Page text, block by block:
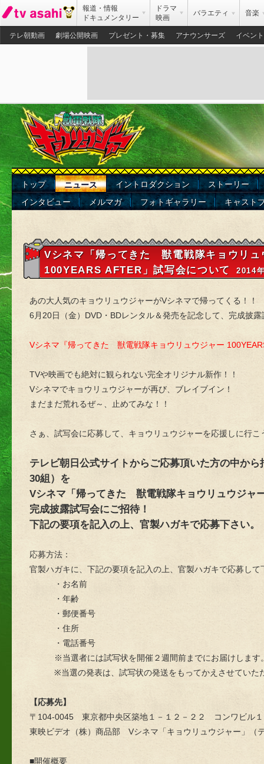
報道・情報
ドキュメンタリー
ドラマ
映画
バラエティ 音楽
テレ朝動画 劇場公開映画 プレゼント・募集 アナウンサーズ イベント
トップ ニュース イントロダクション
ストーリー
インタビュー
メルマガ フォトギャラリー キャスト
Vシネマ「帰ってきた 獣電戦隊キョウリュ
100YEARS AFTER」試写会について
2014
あの大人気のキョウリュウジャーがVシネマで帰ってくる！！
6月20日（金）DVD・BDレンタル＆発売を記念して、完成披
Vシネマ『帰ってきた 獣電戦隊キョウリュウジャー
TVや映画でも絶対に観られない完全オリジナル新作！！
Vシネマでキョウリュウジャーが再び、ブレイブイン！
まだまだ荒れるぜ～、止めてみな！！
さぁ、試写会に応募して、キョウリュウジャーを応援しに行こ
テレビ朝日公式サイトからご応募頂いた方の中か
30組）を
Vシネマ「帰ってきた 獣電戦隊キョウリュウジャ
完成披露試写会にご招待！
下記の要項を記入の上、官製ハガキで応募下さい。
応募方法：
官製ハガキに、下記の要項を記入の上、官製ハガキで応募して
・お名前
・年齢
・郵便番号
・住所
・電話番号
※当選者には試写状を開催２週間前までにお届けします
※当選の発表は、試写状の発送をもってかえさせていた
【応募先】
〒104-0045 東京都中央区築地１－１２－２２ コンワビル
東映ビデオ（株）商品部 Vシネマ「キョウリュウジャー」（
■開催概要